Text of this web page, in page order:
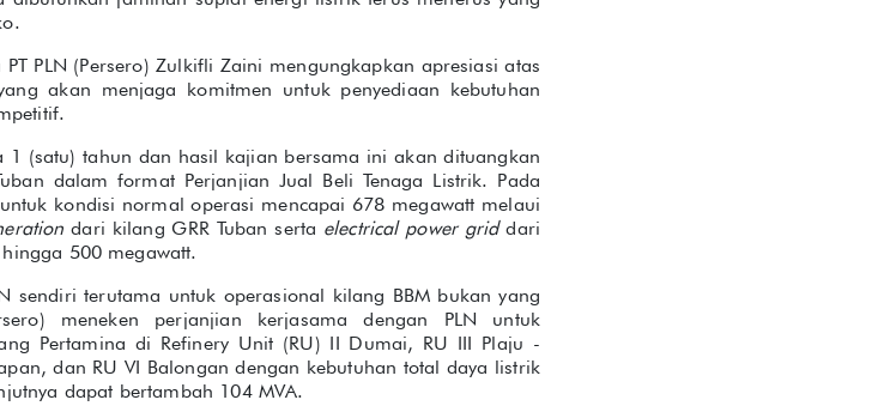
PLN (Persero) Zulkifli Zaini mengungkapkan apresiasi atas
akan menjaga komitmen untuk penyediaan kebutuhan
(satu) tahun dan hasil kajian bersama ini akan dituangkan
dalam format Perjanjian Jual Beli Tenaga Listrik. Pada
kondisi normal operasi mencapai 678 megawatt melaui
dari kilang GRR Tuban serta electrical power griddari
500 megawatt.
sendiri terutama untuk operasional kilang BBM bukan yang
meneken perjanjian kerjasama dengan PLN untuk
Pertamina di Refinery Unit (RU) II Dumai, RU III Plaju -
dan RU VI Balongan dengan kebutuhan total daya listrik
dapat bertambah 104 MVA.